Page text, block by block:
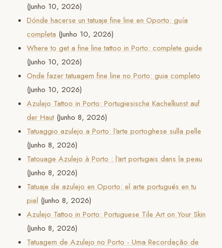
(Junho 10, 2026)
Dónde hacerse un tatuaje fine line en Oporto: guía
completa (Junho 10, 2026)
Where to get a fine line tattoo in Porto: complete guide
(Junho 10, 2026)
Onde fazer tatuagem fine line no Porto: guia completo
(Junho 10, 2026)
Azulejo Tattoo in Porto: Portugiesische Kachelkunst auf
der Haut (Junho 8, 2026)
Tatuaggio azulejo a Porto: l'arte portoghese sulla pelle
(Junho 8, 2026)
Tatouage Azulejo à Porto : l'art portugais dans la peau
(Junho 8, 2026)
Tatuaje de azulejo en Oporto: el arte portugués en tu
piel (Junho 8, 2026)
Azulejo Tattoo in Porto: Portuguese Tile Art on Your Skin
(Junho 8, 2026)
Tatuagem de Azulejo no Porto - Uma Recordação de